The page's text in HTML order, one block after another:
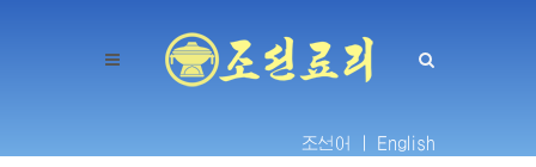
조선어 | English